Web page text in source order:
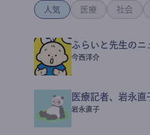
人気 医療 社会
ふらいと先生のニ
今西洋介
医療記者、岩永直
岩永直子